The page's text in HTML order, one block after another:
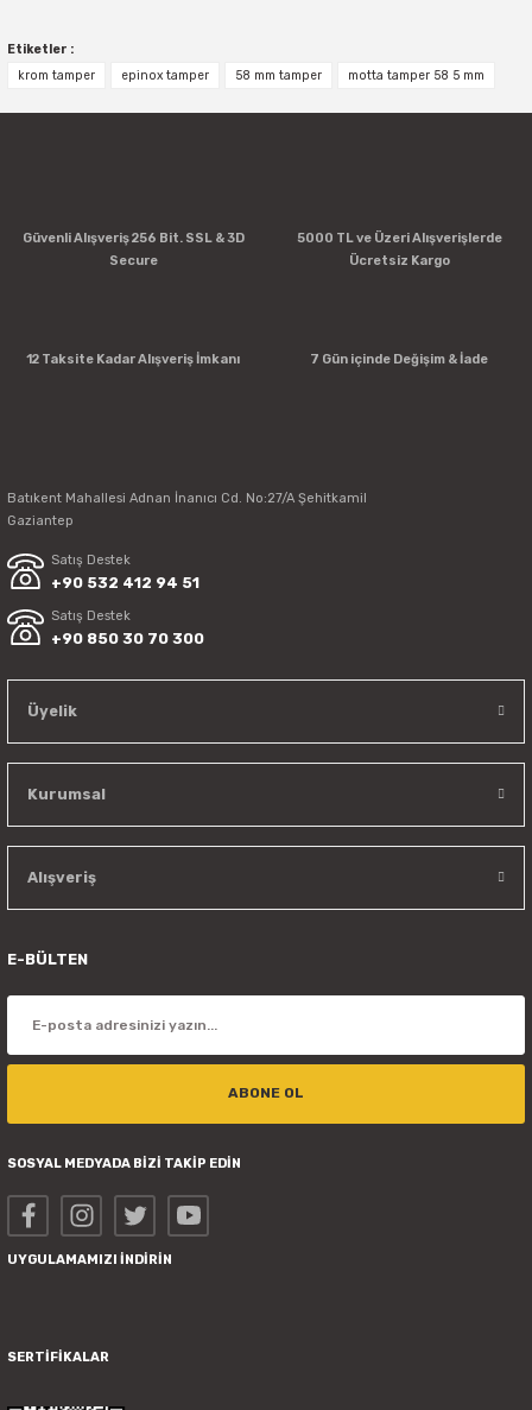
Etiketler :
krom tamper
epinox tamper 58 mm tamper motta tamper 58 5 mm
Güvenli Alışveriş 256 Bit. SSL & 3D
Secure
5000 TL ve Üzeri Alışverişlerde
Ücretsiz Kargo
12 Taksite Kadar Alışveriş İmkanı 7 Gün içinde Değişim & İade
Batıkent Mahallesi Adnan İnanıcı Cd. No:27/A Şehitkamil
Gaziantep
Satış Destek
+90 532 412 94 51
Satış Destek
+90 850 30 70 300
Üyelik
Kurumsal
Alışveriş
E-BÜLTEN
ABONE OL
SOSYAL MEDYADA BİZİ TAKİP EDİN
UYGULAMAMIZI İNDİRİN
SERTİFİKALAR